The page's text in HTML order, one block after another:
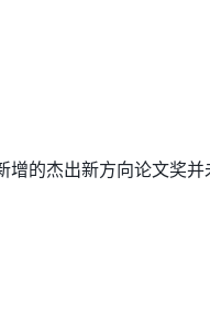
的杰出新方向论文奖并